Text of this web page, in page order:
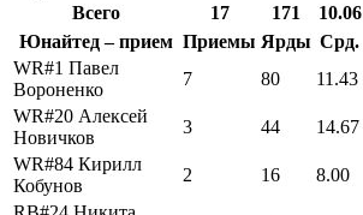
Всего
17 171 10.06
Юнайтед – прием Приемы Ярды Срд.
WR#1 Павел
Вороненко
7 80 11.43
WR#20 Алексей
Новичков
3 44 14.67
WR#84 Кирилл
Кобунов
2 16 8.00